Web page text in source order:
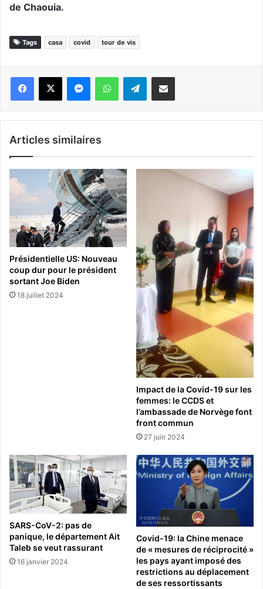
de Chaouia.
Tags casa covid tour de vis
WhatsApp Telegram
Articles similaires
Présidentielle US: Nouveau
coup dur pour le président
sortant Joe Biden
18 juillet 2024
Impact de la Covid-19 sur les
femmes: le CCDS et
l’ambassade de Norvège font
front commun
27 juin 2024
SARS-CoV-2: pas de
panique, le département Ait
Taleb se veut rassurant
16 janvier 2024
Covid-19: la Chine menace
de « mesures de réciprocité »
les pays ayant imposé des
restrictions au déplacement
de ses ressortissants